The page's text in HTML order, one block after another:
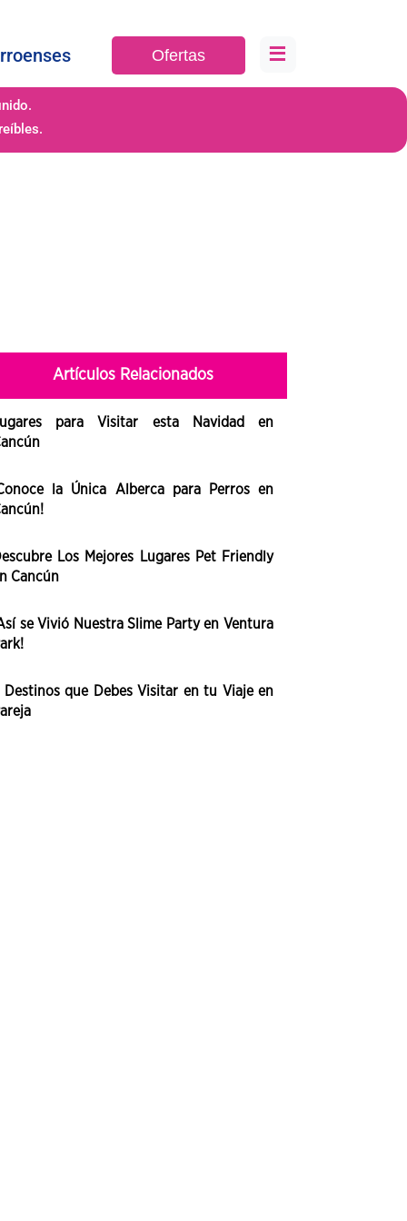
Ofertas ≡
Artículos Relacionados
para Visitar esta Navidad en
la Única Alberca para Perros en
Los Mejores Lugares Pet Friendly
Cancún
se Vivió Nuestra Slime Party en Ventura
Destinos que Debes Visitar en tu Viaje en